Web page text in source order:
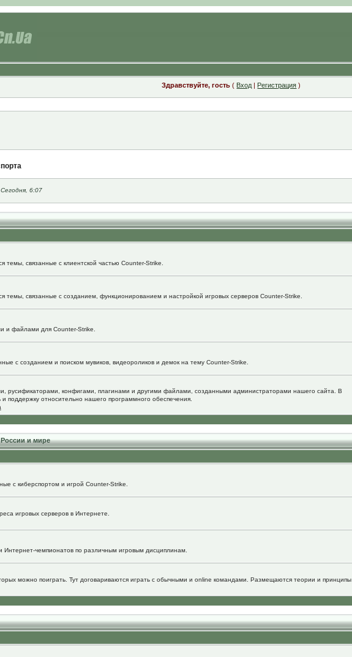
Здравствуйте, гость ( Вход | Регистрация )
Сегодня, 6:07
темы, связанные с клиентской частью Counter-Strike.
темы, связанные с созданием, функционированием и настройкой игровых серверов Counter-Strike.
и файлами для Counter-Strike.
с созданием и поиском мувиков, видеороликов и демок на тему Counter-Strike.
русификаторами, конфигами, плагинами и другими файлами, созданными администраторами нашего сайта. В
поддержку относительно нашего программного обеспечения.
и мире
с киберспортом и игрой Counter-Strike.
игровых серверов в Интернете.
чемпионатов по различным игровым дисциплинам.
можно поиграть. Тут договариваются играть с обычными и online командами. Размещаются теории и принципы